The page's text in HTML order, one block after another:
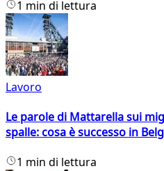
1 min di lettura
Lavoro
Le parole di Mattarella sui
spalle: cosa è successo in
1 min di lettura